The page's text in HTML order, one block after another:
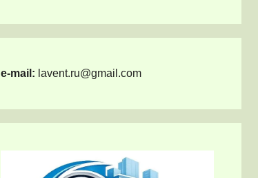
e-mail: lavent.ru@gmail.com